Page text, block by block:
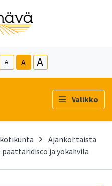
A A A
Valikko
kotikunta
Ajankohtaista
päättäridisco ja yökahvila